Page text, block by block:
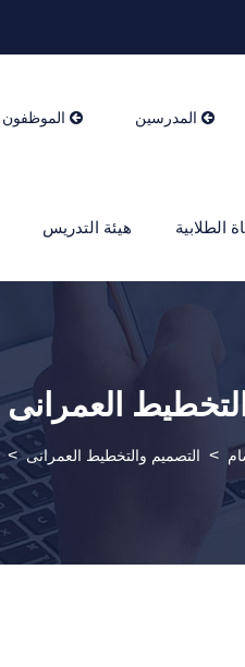
المدرسين الموظفون
الطلابية هيئة التدريس
العمرانى
> التصميم والتخطيط العمرانى >